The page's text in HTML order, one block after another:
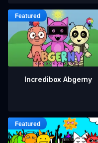
Incredibox Abgerny